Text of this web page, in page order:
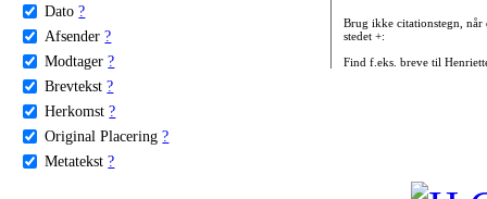
Dato ?
Afsender ?
Modtager ?
Brevtekst ?
Herkomst ?
Original Placering ?
Metatekst ?
Brug ikke citationstegn, når
stedet +:
Find f.eks. breve til